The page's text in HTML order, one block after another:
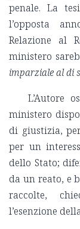
penale. La
l’opposta
Relazione al
ministero
imparziale al di
L’Autore
ministero
di giustizia,
per un
dello Stato;
da un reato, e
raccolte,
l’esenzione